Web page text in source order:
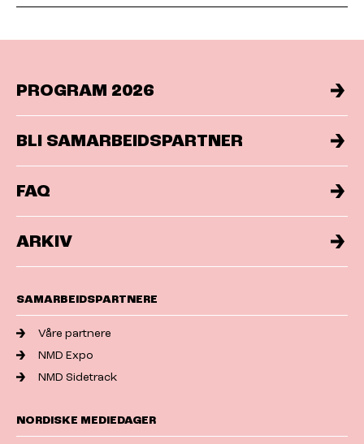
PROGRAM 2026
BLI SAMARBEIDSPARTNER
FAQ
ARKIV
SAMARBEIDSPARTNERE
Våre partnere
NMD Expo
NMD Sidetrack
NORDISKE MEDIEDAGER